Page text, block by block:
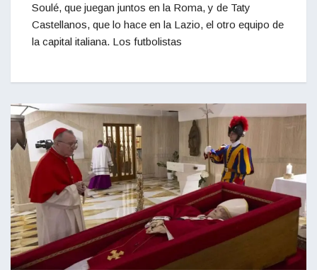
Soulé, que juegan juntos en la Roma, y de Taty
Castellanos, que lo hace en la Lazio, el otro equipo de
la capital italiana. Los futbolistas